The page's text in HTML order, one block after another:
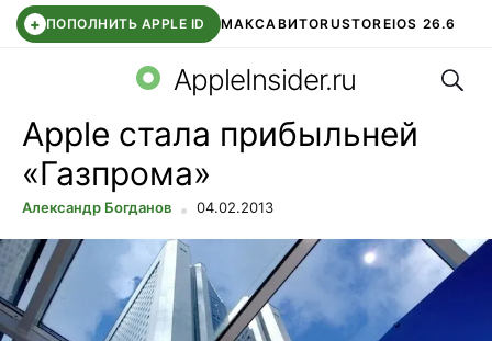
+ ПОПОЛНИТЬ APPLE ID МАКСАВИТОRUSTOREIOS 26.6
СБЕР КИДС ВТБ ОНЛАЙН ЧАТ В ROBLOX
AppleInsider.ru
Apple стала прибыльней
«Газпрома»
Александр Богданов 04.02.2013